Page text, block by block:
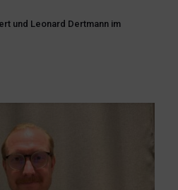
und Leonard Dertmann im